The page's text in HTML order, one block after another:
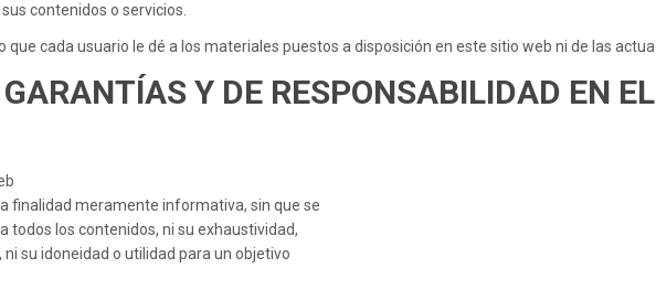
contenidos o servicios.
que cada usuario le dé a los materiales puestos a disposición en este sitio web ni de las
Y DE RESPONSABILIDAD EN
finalidad meramente informativa, sin que se
todos los contenidos, ni su exhaustividad,
su idoneidad o utilidad para un objetivo